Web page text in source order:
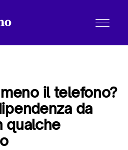
il telefono?
da
qualche